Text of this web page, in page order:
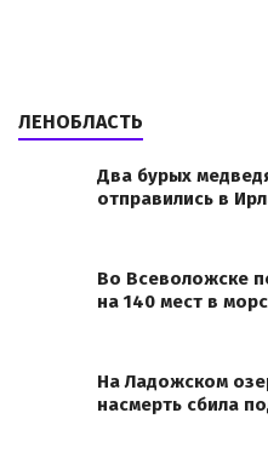
ЛЕНОБЛАСТЬ
Два бурых
отправились в
Во Всеволожске
на 140 мест в
На Ладожском
насмерть сбила